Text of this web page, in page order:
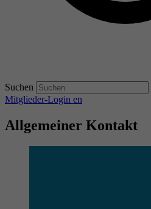
Suchen
Mitglieder-Login en
Allgemeiner Kontakt